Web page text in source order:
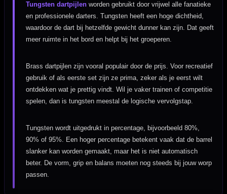
Tungsten dartpijlen worden gebruikt door vrijwel alle fanatieke
en professionele darters. Tungsten heeft een hoge dichtheid,
waardoor de dart bij hetzelfde gewicht dunner kan zijn. Dat geeft
meer ruimte in het bord en helpt bij het groeperen.
Brass dartpijlen zijn vooral populair door de prijs. Voor recreatief
gebruik of als eerste set zijn ze prima, zeker als je eerst wilt
ontdekken wat je prettig vindt. Wil je vaker trainen of competitie
spelen, dan is tungsten meestal de logische vervolgstap.
Tungsten wordt uitgedrukt in percentage, bijvoorbeeld 80%,
90% of 95%. Een hoger percentage betekent vaak dat de barrel
slanker kan worden gemaakt, maar het is niet automatisch
beter. De vorm, grip en balans moeten nog steeds bij jouw worp
passen.